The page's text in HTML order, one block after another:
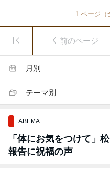
1ページ（
前のページ
月別
テーマ別
ABEMA
「体にお気をつけて」
報告に祝福の声